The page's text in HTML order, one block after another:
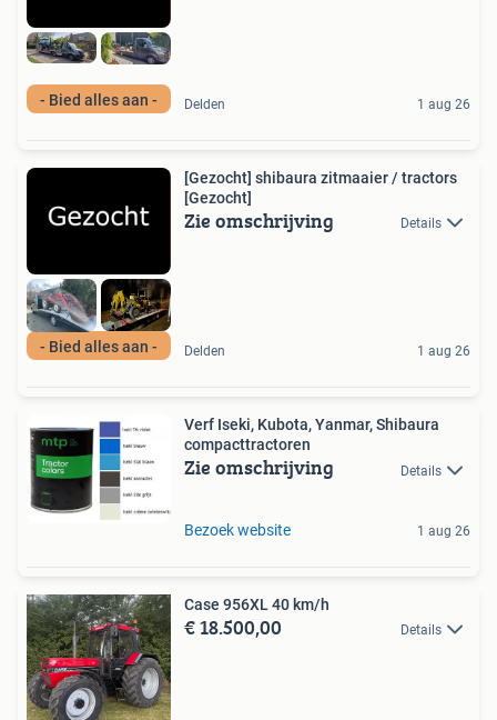
- Bied alles aan - Delden 1 aug 26
- Bied alles aan -
[Gezocht] shibaura zitmaaier / tractors
[Gezocht]
Zie omschrijving Details
Delden 1 aug 26
Verf Iseki, Kubota, Yanmar, Shibaura
compacttractoren
Zie omschrijving Details
Bezoek website 1 aug 26
Case 956XL 40 km/h
€ 18.500,00 Details